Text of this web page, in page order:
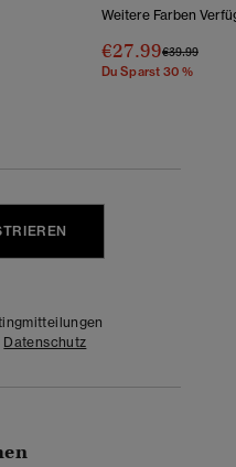
Weitere Farben
€27.99Preis Wurde
€39.99Bis
Du Sparst 30 %
Datenschutz